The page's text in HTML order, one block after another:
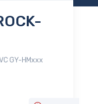
GY-HMxxx